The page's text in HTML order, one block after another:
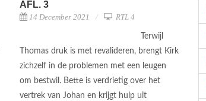
AFL. 3
14 December 2021 RTL 4
Terwijl
Thomas druk is met revalideren, brengt Kirk
zichzelf in de problemen met een leugen
om bestwil. Bette is verdrietig over het
vertrek van Johan en krijgt hulp uit